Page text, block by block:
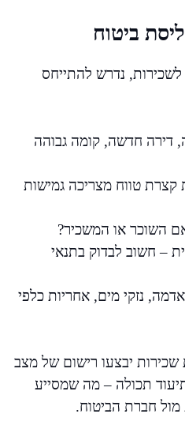
ביטוח
נדרש להתייחס
דירה חדשה, קומה גבוהה
טווח מצריכה גמישות
השוכר או המשכיר?
– חשוב לבדוק בתנאי
אדמה, נזקי מים, אחריות כלפי
יבצעו רישום של מצב
תכולה – מה שמסייע
מול חברת הביטוח.